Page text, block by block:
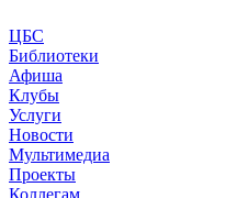
ЦБС
Библиотеки
Афиша
Клубы
Услуги
Новости
Мультимедиа
Проекты
Коллегам